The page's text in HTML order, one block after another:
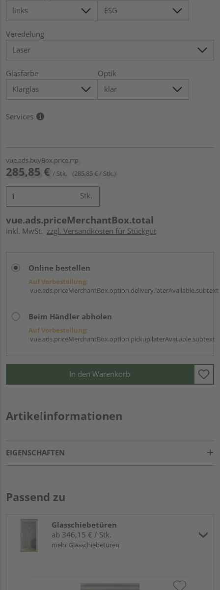
Veredelung
Glasfarbe Optik
Services
vue.ads.buyBox.price.rrp
285,85 € / Stk. (285,85 € / Stk.)
Stk.
vue.ads.priceMerchantBox.total
inkl. MwSt. zzgl. Versandkosten für Stückgut
Online bestellen
Auf Vorbestellung:
vue.ads.priceMerchantBox.option.delivery.laterAvailable.subtext
Beim Händler abholen
Auf Vorbestellung:
vue.ads.priceMerchantBox.option.pickup.laterAvailable.subtext
In den Warenkorb
Artikelinformationen
EIGENSCHAFTEN
Passend zu
Glasschiebetüren
ab 346,15 € / Stk.
mehr Glasschiebetüren